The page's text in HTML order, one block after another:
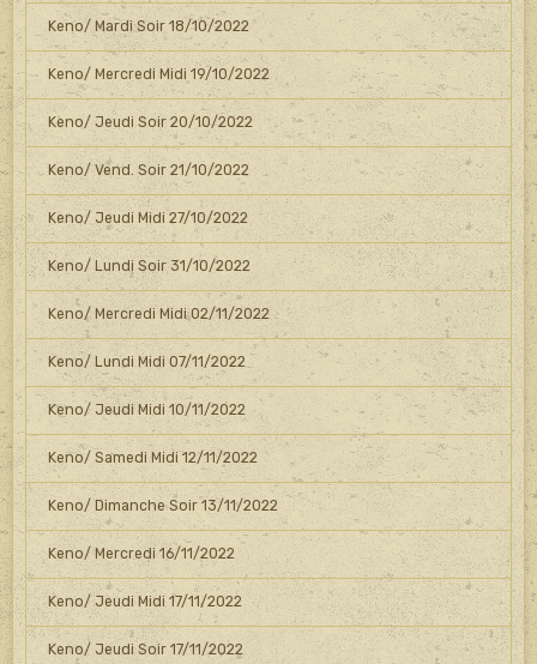
Keno/ Mardi Soir 18/10/2022
Keno/ Mercredi Midi 19/10/2022
Keno/ Jeudi Soir 20/10/2022
Keno/ Vend. Soir 21/10/2022
Keno/ Jeudi Midi 27/10/2022
Keno/ Lundi Soir 31/10/2022
Keno/ Mercredi Midi 02/11/2022
Keno/ Lundi Midi 07/11/2022
Keno/ Jeudi Midi 10/11/2022
Keno/ Samedi Midi 12/11/2022
Keno/ Dimanche Soir 13/11/2022
Keno/ Mercredi 16/11/2022
Keno/ Jeudi Midi 17/11/2022
Keno/ Jeudi Soir 17/11/2022